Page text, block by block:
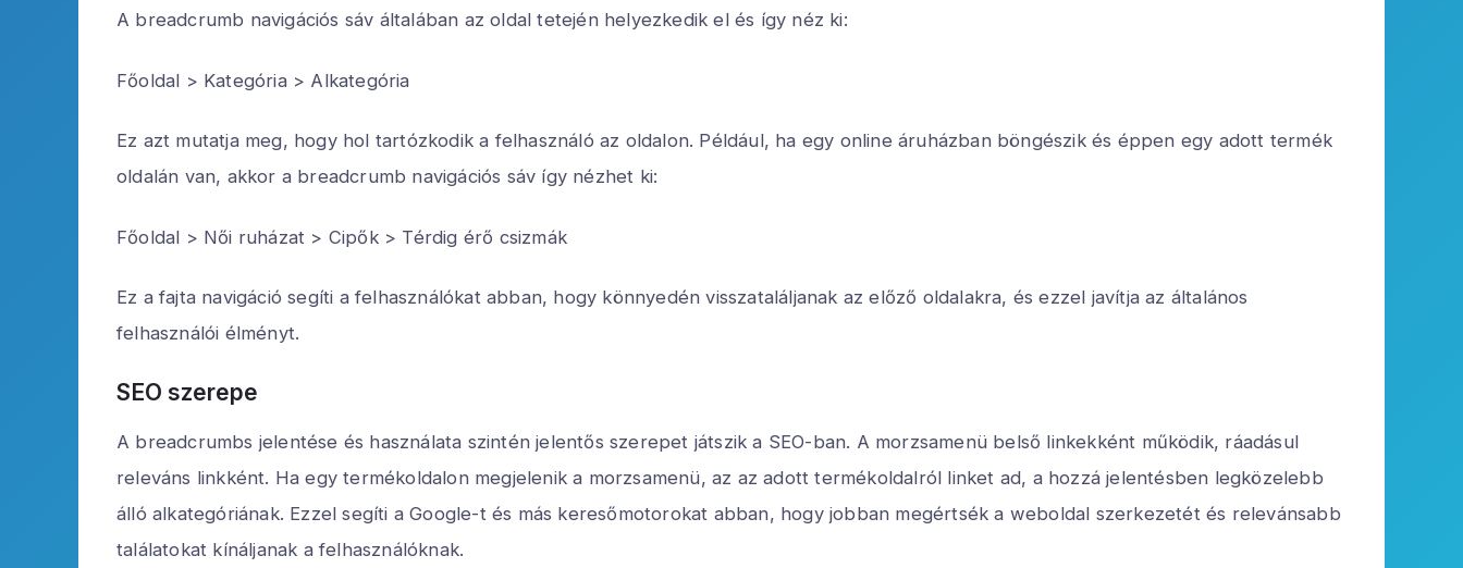
A breadcrumb navigációs sáv általában az oldal tetején helyezkedik el és így néz ki:
Főoldal > Kategória > Alkategória
Ez azt mutatja meg, hogy hol tartózkodik a felhasználó az oldalon. Például, ha egy online áruházban böngészik és éppen egy adott termék
oldalán van, akkor a breadcrumb navigációs sáv így nézhet ki:
Főoldal > Női ruházat > Cipők > Térdig érő csizmák
Ez a fajta navigáció segíti a felhasználókat abban, hogy könnyedén visszataláljanak az előző oldalakra, és ezzel javítja az általános
felhasználói élményt.
SEO szerepe
A breadcrumbs jelentése és használata szintén jelentős szerepet játszik a SEO-ban. A morzsamenü belső linkekként működik, ráadásul
releváns linkként. Ha egy termékoldalon megjelenik a morzsamenü, az az adott termékoldalról linket ad, a hozzá jelentésben legközelebb
álló alkategóriának. Ezzel segíti a Google-t és más keresőmotorokat abban, hogy jobban megértsék a weboldal szerkezetét és relevánsabb
találatokat kínáljanak a felhasználóknak.